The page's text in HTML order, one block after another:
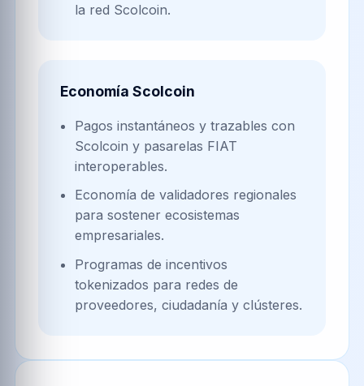
la red Scolcoin.
Economía Scolcoin
Pagos instantáneos y trazables con
Scolcoin y pasarelas FIAT
interoperables.
Economía de validadores regionales
para sostener ecosistemas
empresariales.
Programas de incentivos
tokenizados para redes de
proveedores, ciudadanía y clústeres.